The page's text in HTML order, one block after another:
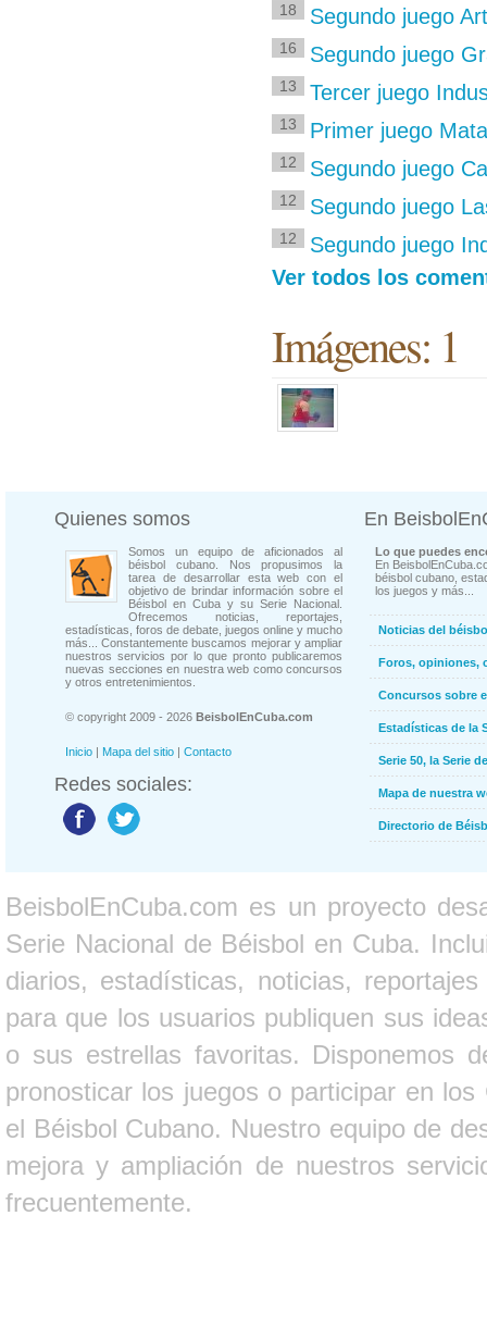
18 Segundo juego
16 Segundo juego
13 Tercer juego
13 Primer juego
12 Segundo juego
12 Segundo juego
12
Segundo juego
Ver todos los
Imágenes: 1
Quienes somos
Somos un equipo de aficionados al
béisbol cubano. Nos propusimos la
tarea de desarrollar esta web con el
objetivo de brindar información sobre el
Béisbol en Cuba y su Serie Nacional.
Ofrecemos noticias, reportajes,
estadísticas, foros de debate, juegos online y mucho
más... Constantemente buscamos mejorar y ampliar
nuestros servicios por lo que pronto publicaremos
nuevas secciones en nuestra web como concursos
y otros entretenimientos.
© copyright 2009 - 2026 BeisbolEnCuba.com
Inicio | Mapa del sitio | Contacto
Redes sociales:
En
Lo que puedes
En
béisbol cubano,
los juegos y más...
Noticias del
Foros, opiniones,
Concursos sobre
Estadísticas de la
Serie 50, la Serie
Mapa de nuestra
Directorio de
BeisbolEnCuba.com es un proyecto
Serie Nacional de Béisbol en Cuba.
diarios, estadísticas, noticias,
para que los usuarios publiquen sus
o sus estrellas favoritas. Disponemos
pronosticar los juegos o participar en
el Béisbol Cubano. Nuestro equipo de
mejora y ampliación de nuestros
frecuentemente.